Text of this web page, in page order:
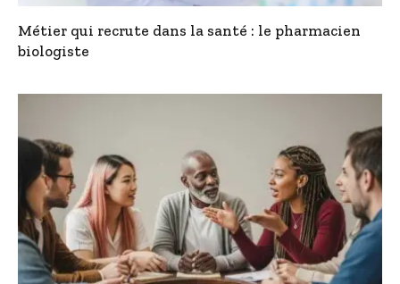
Métier qui recrute dans la santé : le pharmacien
biologiste